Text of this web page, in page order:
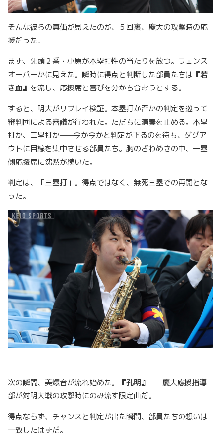
そんな彼らの真価が見えたのが、５回裏、慶大の攻撃時の応
援だった。
まず、先頭２番・小原が本塁打性の当たりを放つ。フェンス
オーバーかに見えた。瞬時に得点と判断した部員たちは 『若
き血』 を流し、応援席と喜びを分かち合おうとする。
すると、明大がリプレイ検証。本塁打か否かの判定を巡って
審判団による審議が行われた。ただちに演奏を止める。本塁
打か、三塁打か——今か今かと判定が下るのを待ち、ダグア
ウトに目線を集中させる部員たち。胸のざわめきの中、一塁
側応援席に沈黙が続いた。
判定は、「三塁打」。得点ではなく、無死三塁での再開とな
った。
次の瞬間、美爆音が流れ始めた。 『孔明』 ——慶大應援指導
部が対明大戦の攻撃時にのみ流す限定曲だ。
得点ならず、チャンスと判定が出た瞬間、部員たちの想いは
一致したはずだ。